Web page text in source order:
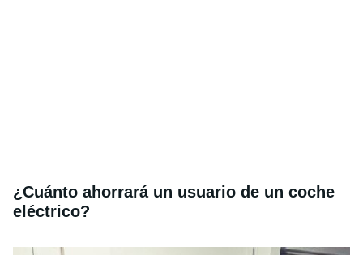
¿Cuánto ahorrará un usuario de un coche
eléctrico?